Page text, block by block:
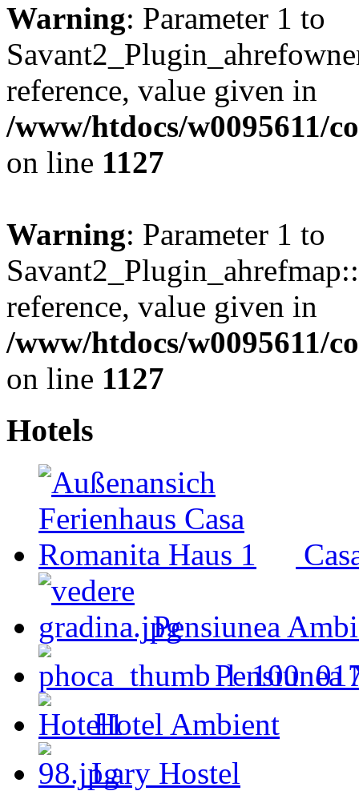
Warning: Parameter 1 to
reference, value given in
/www/htdocs/w0095611/
on line 1127
Warning: Parameter 1 to
reference, value given in
/www/htdocs/w0095611/
on line 1127
Hotels
Pensiunea
Pensiunea
Hotel Ambient
Lary Hostel